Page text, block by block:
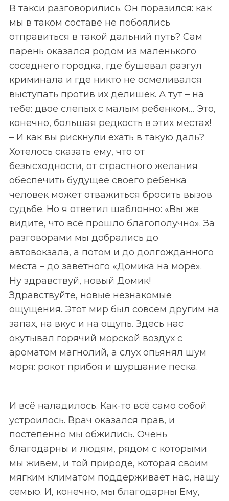
В такси разговорились. Он поразился: как
мы в таком составе не побоялись
отправиться в такой дальний путь? Сам
парень оказался родом из маленького
соседнего городка, где бушевал разгул
криминала и где никто не осмеливался
выступать против их делишек. А тут – на
тебе: двое слепых с малым ребенком… Это,
конечно, большая редкость в этих местах!
– И как вы рискнули ехать в такую даль?
Хотелось сказать ему, что от
безысходности, от страстного желания
обеспечить будущее своего ребенка
человек может отважиться бросить вызов
судьбе. Но я ответил шаблонно: «Вы же
видите, что всё прошло благополучно». За
разговорами мы добрались до
автовокзала, а потом и до долгожданного
места – до заветного «Домика на море».
Ну здравствуй, новый Домик!
Здравствуйте, новые незнакомые
ощущения. Этот мир был совсем другим на
запах, на вкус и на ощупь. Здесь нас
окутывал горячий морской воздух с
ароматом магнолий, а слух опьянял шум
моря: рокот прибоя и шуршание песка.
И всё наладилось. Как-то всё само собой
устроилось. Врач оказался прав, и
постепенно мы обжились. Очень
благодарны и людям, рядом с которыми
мы живем, и той природе, которая своим
мягким климатом поддерживает нас, нашу
семью. И, конечно, мы благодарны Ему,